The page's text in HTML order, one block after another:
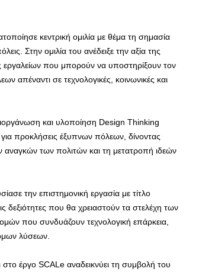
κεντρική ομιλία με θέμα τη σημασία
Στην ομιλία του ανέδειξε την αξία της
εργαλείων που μπορούν να υποστηρίξουν τον
απέναντι σε τεχνολογικές, κοινωνικές και
και υλοποίηση Design Thinking
προκλήσεις έξυπνων πόλεων, δίνοντας
των πολιτών και τη μετατροπή ιδεών
την επιστημονική εργασία με τίτλο
που θα χρειαστούν τα στελέχη των
που συνδυάζουν τεχνολογική επάρκεια,
λύσεων.
έργο SCALe αναδεικνύει τη συμβολή του